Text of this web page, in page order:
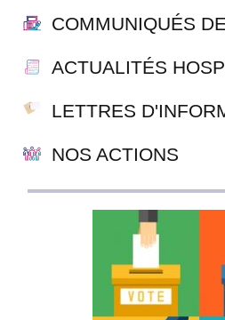
COMMUNIQUÉS
ACTUALITÉS
LETTRES
NOS ACTIONS